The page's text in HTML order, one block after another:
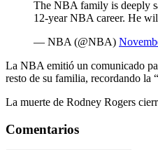
The NBA family is deeply
12-year NBA career. He
— NBA (@NBA)
La NBA emitió un comunicado
resto de su familia, recordando la
La muerte de Rodney Rogers
Comentarios